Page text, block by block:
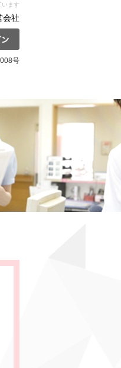
います
会社
号